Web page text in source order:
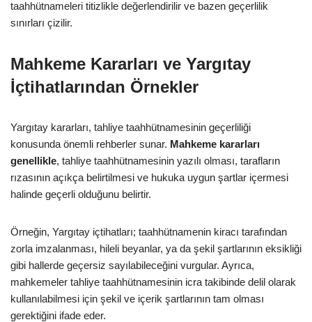
taahhütnameleri titizlikle değerlendirilir ve bazen geçerlilik
sınırları çizilir.
Mahkeme Kararları ve Yargıtay
İçtihatlarından Örnekler
Yargıtay kararları, tahliye taahhütnamesinin geçerliliği
konusunda önemli rehberler sunar. Mahkeme kararları
genellikle, tahliye taahhütnamesinin yazılı olması, tarafların
rızasının açıkça belirtilmesi ve hukuka uygun şartlar içermesi
halinde geçerli olduğunu belirtir.
Örneğin, Yargıtay içtihatları; taahhütnamenin kiracı tarafından
zorla imzalanması, hileli beyanlar, ya da şekil şartlarının eksikliği
gibi hallerde geçersiz sayılabileceğini vurgular. Ayrıca,
mahkemeler tahliye taahhütnamesinin icra takibinde delil olarak
kullanılabilmesi için şekil ve içerik şartlarının tam olması
gerektiğini ifade eder.